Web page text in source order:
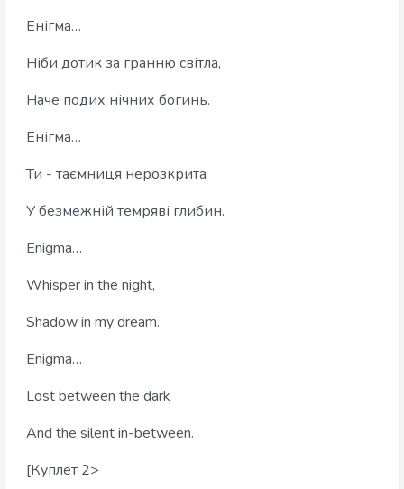
Енігма…
Ніби дотик за гранню світла,
Наче подих нічних богинь.
Енігма…
Ти - таємниця нерозкрита
У безмежній темряві глибин.
Enigma…
Whisper in the night,
Shadow in my dream.
Enigma…
Lost between the dark
And the silent in-between.
[Куплет 2>